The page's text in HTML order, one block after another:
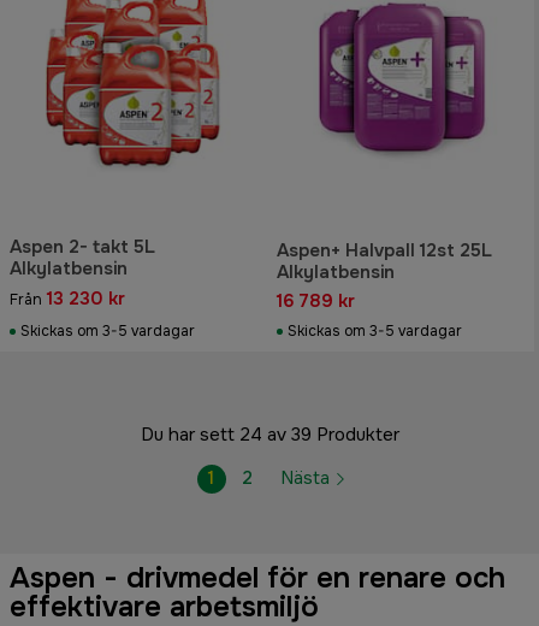
Aspen 2- takt 5L
Alkylatbensin
Från 13 230 kr
Skickas om 3-5 vardagar
Aspen+ Halvpall 12st 25L
Alkylatbensin
16 789 kr
Skickas om 3-5 vardagar
Du har sett 24 av 39 Produkter
1
2 Nästa
Aspen - drivmedel för en renare och
effektivare arbetsmiljö